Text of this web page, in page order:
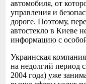
автомобиля, от
управления и
дороге. Поэтому,
автостекло в Киеве
информацию с
Украинская
на недолгий период
2004 года) уже